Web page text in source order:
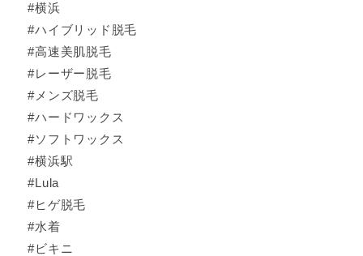
#横浜
#ハイブリッド脱毛
#高速美肌脱毛
#レーザー脱毛
#メンズ脱毛
#ハードワックス
#ソフトワックス
#横浜駅
#Lula
#ヒゲ脱毛
#水着
#ビキニ